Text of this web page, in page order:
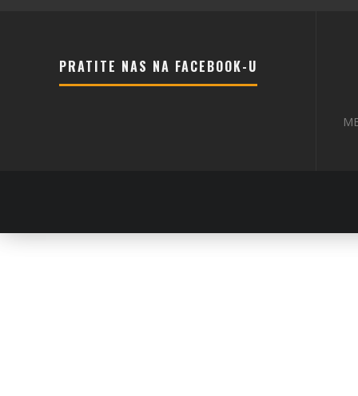
PRATITE NAS NA FACEBOOK-U